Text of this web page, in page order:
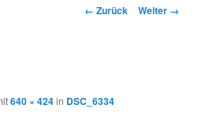
Bilder-
← Zurück Weiter →
640 × 424in DSC_6334